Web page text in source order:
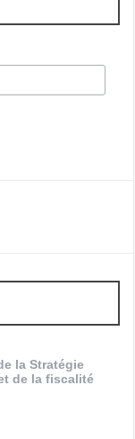
la Stratégie
de la fiscalité